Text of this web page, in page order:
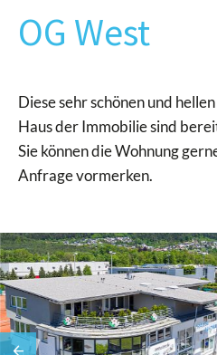
OG West
Diese sehr schönen und
Haus der Immobilie sind
Sie können die Wohnung
Anfrage vormerken.